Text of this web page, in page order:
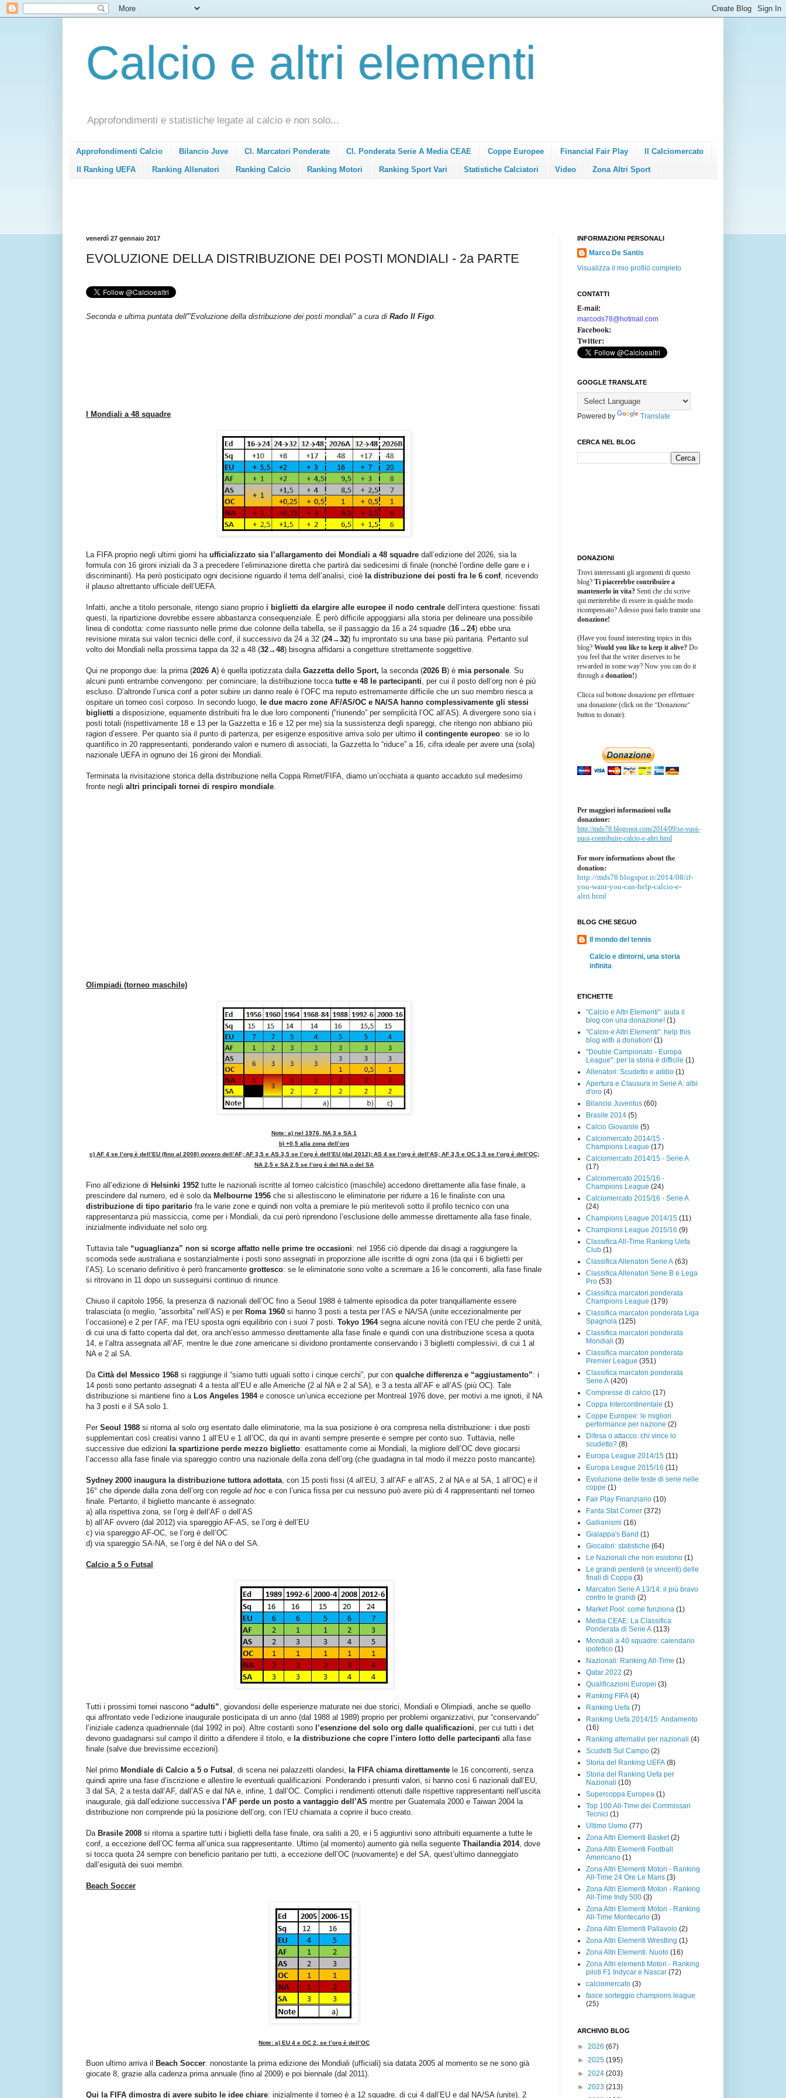
Calcio e altri elementi
Approfondimenti e statistiche legate al calcio e non solo...
Approfondimenti Calcio Bilancio Juve Cl. Marcatori Ponderate Cl. Ponderata Serie A Media CEAE Coppe Europee Financial Fair Play Il Calciomercato
Il Ranking UEFA Ranking Allenatori Ranking Calcio Ranking Motori Ranking Sport Vari Statistiche Calciatori Video Zona Altri Sport
venerdì 27 gennaio 2017
EVOLUZIONE DELLA DISTRIBUZIONE DEI POSTI MONDIALI - 2a PARTE
Seconda e ultima puntata dell'"Evoluzione della distribuzione dei posti mondiali" a cura di Rado Il Figo.
I Mondiali a 48 squadre
La FIFA proprio negli ultimi giorni ha ufficializzato sia l’allargamento dei Mondiali a 48 squadre dall’edizione del 2026, sia la
formula con 16 gironi iniziali da 3 a precedere l’eliminazione diretta che partirà dai sedicesimi di finale (nonché l’ordine delle gare e i
discriminanti). Ha però posticipato ogni decisione riguardo il tema dell’analisi, cioè la distribuzione dei posti fra le 6 conf, ricevendo
il plauso altrettanto ufficiale dell’UEFA.
Infatti, anche a titolo personale, ritengo siano proprio i biglietti da elargire alle europee il nodo centrale dell’intera questione: fissati
questi, la ripartizione dovrebbe essere abbastanza consequenziale. È però difficile appoggiarsi alla storia per delineare una possibile
linea di condotta: come riassunto nelle prime due colonne della tabella, se il passaggio da 16 a 24 squadre (16→24) ebbe una
revisione mirata sui valori tecnici delle conf, il successivo da 24 a 32 (24→32) fu improntato su una base più paritaria. Pertanto sul
volto dei Mondiali nella prossima tappa da 32 a 48 (32→48) bisogna affidarsi a congetture strettamente soggettive.
Qui ne propongo due: la prima (2026 A) è quella ipotizzata dalla Gazzetta dello Sport, la seconda (2026 B) è mia personale. Su
alcuni punti entrambe convengono: per cominciare, la distribuzione tocca tutte e 48 le partecipanti, per cui il posto dell’org non è più
escluso. D’altronde l’unica conf a poter subire un danno reale è l’OFC ma reputo estremamente difficile che un suo membro riesca a
ospitare un torneo così corposo. In secondo luogo, le due macro zone AF/AS/OC e NA/SA hanno complessivamente gli stessi
biglietti a disposizione, equamente distribuiti fra le due loro componenti (“riunendo” per semplicità l’OC all’AS). A divergere sono sia i
posti totali (rispettivamente 18 e 13 per la Gazzetta e 16 e 12 per me) sia la sussistenza degli spareggi, che ritengo non abbiano più
ragion d’essere. Per quanto sia il punto di partenza, per esigenze espositive arriva solo per ultimo il contingente europeo: se io lo
quantifico in 20 rappresentanti, ponderando valori e numero di associati, la Gazzetta lo “riduce” a 16, cifra ideale per avere una (sola)
nazionale UEFA in ognuno dei 16 gironi dei Mondiali.
Terminata la rivisitazione storica della distribuzione nella Coppa Rimet/FIFA, diamo un’occhiata a quanto accaduto sul medesimo
fronte negli altri principali tornei di respiro mondiale.
Olimpiadi (torneo maschile)
Note: a) nel 1976, NA 3 e SA 1
b) +0,5 alla zona dell’org
c) AF 4 se l’org è dell’EU (fino al 2008) ovvero dell’AF; AF 3,5 e AS 3,5 se l’org è dell’EU (dal 2012); AS 4 se l’org è dell’AS; AF 3,5 e OC 1,5 se l’org è dell’OC;
NA 2,5 e SA 2,5 se l’org è del NA o del SA
Fino all’edizione di Helsinki 1952 tutte le nazionali iscritte al torneo calcistico (maschile) accedono direttamente alla fase finale, a
prescindere dal numero, ed è solo da Melbourne 1956 che si allestiscono le eliminatorie per ridurre a 16 le finaliste con una
distribuzione di tipo paritario fra le varie zone e quindi non volta a premiare le più meritevoli sotto il profilo tecnico con una
rappresentanza più massiccia, come per i Mondiali, da cui però riprendono l’esclusione delle ammesse direttamente alla fase finale,
inizialmente individuate nel solo org.
Tuttavia tale “uguaglianza” non si scorge affatto nelle prime tre occasioni: nel 1956 ciò dipende dai disagi a raggiungere la
scomoda sede australiana e sostanzialmente i posti sono assegnati in proporzione alle iscritte di ogni zona (da qui i 6 biglietti per
l’AS). Lo scenario definitivo è però francamente grottesco: se le eliminatorie sono volte a scremare a 16 le concorrenti, alla fase finale
si ritrovano in 11 dopo un susseguirsi continuo di rinunce.
Chiuso il capitolo 1956, la presenza di nazionali dell’OC fino a Seoul 1988 è talmente episodica da poter tranquillamente essere
tralasciata (o meglio, “assorbita” nell’AS) e per Roma 1960 si hanno 3 posti a testa per l’AS e NA/SA (unite eccezionalmente per
l’occasione) e 2 per l’AF, ma l’EU sposta ogni equilibrio con i suoi 7 posti. Tokyo 1964segna alcune novità con l’EU che perde 2 unità,
di cui una di fatto coperta dal det, ora anch’esso ammesso direttamente alla fase finale e quindi con una distribuzione scesa a quota
14, e l’altra assegnata all’AF, mentre le due zone americane si dividono prontamente conservando i 3 biglietti complessivi, di cui 1 al
NA e 2 al SA.
Da Città del Messico 1968 si raggiunge il “siamo tutti uguali sotto i cinque cerchi”, pur con qualche differenza e “aggiustamento”: i
14 posti sono pertanto assegnati 4 a testa all’EU e alle Americhe (2 al NA e 2 al SA), e 3 a testa all’AF e all’AS (più OC). Tale
distribuzione si mantiene fino a Los Angeles 1984e conosce un’unica eccezione per Montreal 1976 dove, per motivi a me ignoti, il NA
ha 3 posti e il SA solo 1.
Per Seoul 1988 si ritorna al solo org esentato dalle eliminatorie, ma la sua posizione è ora compresa nella distribuzione: i due posti
supplementari così creatisi vanno 1 all’EU e 1 all’OC, da qui in avanti sempre presente e sempre per conto suo. Tuttavia, nelle
successive due edizioni la spartizione perde mezzo biglietto: esattamente come ai Mondiali, la migliore dell’OC deve giocarsi
l’accesso alla fase finale via spareggio contro una nazionale della zona dell’org (che guadagna in tal modo il mezzo posto mancante).
Sydney 2000 inaugura la distribuzione tuttora adottata, con 15 posti fissi (4 all’EU, 3 all’AF e all’AS, 2 al NA e al SA, 1 all’OC) e il
16° che dipende dalla zona dell’org con regole ad hoc e con l’unica fissa per cui nessuno può avere più di 4 rappresentanti nel torneo
finale. Pertanto, il biglietto mancante è assegnato:
a) alla rispettiva zona, se l’org è dell’AF o dell’AS
b) all’AF ovvero (dal 2012) via spareggio AF-AS, se l’org è dell’EU
c) via spareggio AF-OC, se l’org è dell’OC
d) via spareggio SA-NA, se l’org è del NA o del SA.
Calcio a 5 o Futsal
Tutti i prossimi tornei nascono “adulti”, giovandosi delle esperienze maturate nei due storici, Mondiali e Olimpiadi, anche se quello
qui affrontato vede l’edizione inaugurale posticipata di un anno (dal 1988 al 1989) proprio per problemi organizzativi, pur “conservando”
l’iniziale cadenza quadriennale (dal 1992 in poi). Altre costanti sono l’esenzione del solo org dalle qualificazioni, per cui tutti i det
devono guadagnarsi sul campo il diritto a difendere il titolo, e la distribuzione che copre l’intero lotto delle partecipanti alla fase
finale (salve due brevissime eccezioni).
Nel primo Mondiale di Calcio a 5 o Futsal , di scena nei palazzetti olandesi, la FIFA chiama direttamente le 16 concorrenti, senza
quindi aprire una fase d’iscrizione e allestire le eventuali qualificazioni. Ponderando i presunti valori, si hanno così 6 nazionali dall’EU,
3 dal SA, 2 a testa dall’AF, dall’AS e dal NA e, infine, 1 dall’OC. Complici i rendimenti ottenuti dalle rispettive rappresentanti nell’uscita
inaugurale, già dall’edizione successiva l’AF perde un posto a vantaggio dell’AS mentre per Guatemala 2000 e Taiwan 2004 la
distribuzione non comprende più la posizione dell’org, con l’EU chiamata a coprire il buco creato.
Da Brasile 2008 si ritorna a spartire tutti i biglietti della fase finale, ora saliti a 20, e i 5 aggiuntivi sono attribuiti equamente a tutte le
conf, a eccezione dell’OC ferma all’unica sua rappresentante. Ultimo (al momento) aumento già nella seguente Thailandia 2014, dove
si tocca quota 24 sempre con beneficio paritario per tutti, a eccezione dell’OC (nuovamente) e del SA, quest’ultimo danneggiato
dall’esiguità dei suoi membri.
Beach Soccer
Note: a) EU 4 e OC 2, se l’org è dell’OC
Buon ultimo arriva il Beach Soccer: nonostante la prima edizione dei Mondiali (ufficiali) sia datata 2005 al momento se ne sono già
giocate 8, grazie alla cadenza prima annuale (fino al 2009) e poi biennale (dal 2011).
Qui la FIFA dimostra di avere subito le idee chiare: inizialmente il torneo è a 12 squadre, di cui 4 dall’EU e dal NA/SA (unite), 2
INFORMAZIONI PERSONALI
Marco De Santis
Visualizza il mio profilo completo
CONTATTI
E-mail:
marcods78@hotmail.com
Facebook:
Twitter:
GOOGLE TRANSLATE
Powered by Translate
CERCA NEL BLOG
DONAZIONI
Trovi interessanti gli argomenti di questo
blog? Ti piacerebbe contribuire a
mantenerlo in vita? Senti che chi scrive
qui meriterebbe di essere in qualche modo
ricompensato? Adesso puoi farlo tramite una
donazione!
(Have you found interesting topics in this
blog? Would you like to keep it alive? Do
you feel that the writer deserves to be
rewarded in some way? Now you can do it
through a donation!)
Clicca sul bottone donazione per effettuare
una donazione (click on the "Donazione"
button to donate):
Per maggiori informazioni sulla
donazione:
http://mds78.blogspot.com/2014/09/se-vuoi-
puoi-contribuire-calcio-e-altri.html
For more informations about the
donation:
http://mds78.blogspot.it/2014/08/if-
you-want-you-can-help-calcio-e-
altri.html
BLOG CHE SEGUO
Il mondo del tennis
Calcio e dintorni, una storia
infinita
ETICHETTE
"Calcio e Altri Elementi": aiuta il
blog con una donazione! (1)
"Calcio e Altri Elementi": help this
blog with a donation! (1)
"Double Campionato - Europa
League": per la storia è difficile (1)
Allenatori: Scudetto e addio (1)
Apertura e Clausura in Serie A: albi
d'oro (4)
Bilancio Juventus (60)
Brasile 2014 (5)
Calcio Giovanile (5)
Calciomercato 2014/15 -
Champions League (17)
Calciomercato 2014/15 - Serie A
(17)
Calciomercato 2015/16 -
Champions League (24)
Calciomercato 2015/16 - Serie A
(24)
Champions League 2014/15 (11)
Champions League 2015/16 (9)
Classifica All-Time Ranking Uefa
Club (1)
Classifica Allenatori Serie A (63)
Classifica Allenatori Serie B e Lega
Pro (53)
Classifica marcatori ponderata
Champions League (179)
Classifica marcatori ponderata Liga
Spagnola (125)
Classifica marcatori ponderata
Mondiali (3)
Classifica marcatori ponderata
Premier League (351)
Classifica marcatori ponderata
Serie A (420)
Compresse di calcio (17)
Coppa Intercontinentale (1)
Coppe Europee: le migliori
performance per nazione (2)
Difesa o attacco: chi vince lo
scudetto? (8)
Europa League 2014/15 (11)
Europa League 2015/16 (11)
Evoluzione delle teste di serie nelle
coppe (1)
Fair Play Finanziario (10)
Fanta Stat Corner (372)
Gallianismi (16)
Gialappa's Band (1)
Giocatori: statistiche (64)
Le Nazionali che non esistono (1)
Le grandi perdenti (e vincenti) delle
finali di Coppa (3)
Marcatori Serie A 13/14: il più bravo
contro le grandi (2)
Market Pool: come funziona (1)
Media CEAE: La Classifica
Ponderata di Serie A (113)
Mondiali a 40 squadre: calendario
ipotetico (1)
Nazionali: Ranking All-Time (1)
Qatar 2022 (2)
Qualificazioni Europei (3)
Ranking FIFA (4)
Ranking Uefa (7)
Ranking Uefa 2014/15: Andamento
(16)
Ranking alternativi per nazionali (4)
Scudetti Sul Campo (2)
Storia del Ranking UEFA (8)
Storia del Ranking Uefa per
Nazionali (10)
Supercoppa Europea (1)
Top 100 All-Time dei Commissari
Tecnici (1)
Ultimo Uomo (77)
Zona Altri Elementi Basket (2)
Zona Altri Elementi Football
Americano (1)
Zona Altri Elementi Motori - Ranking
All-Time 24 Ore Le Mans (3)
Zona Altri Elementi Motori - Ranking
All-Time Indy 500 (3)
Zona Altri Elementi Motori - Ranking
All-Time Montecarlo (3)
Zona Altri Elementi Pallavolo (2)
Zona Altri Elementi Wrestling (1)
Zona Altri Elementi: Nuoto (16)
Zona Altri elementi Motori - Ranking
piloti F1 Indycar e Nascar (72)
calciomercato (3)
fasce sorteggio champions league
(25)
ARCHIVIO BLOG
► 2026 (67)
► 2025 (195)
► 2024 (203)
► 2023 (213)